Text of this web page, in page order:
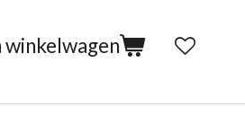
winkelwagen